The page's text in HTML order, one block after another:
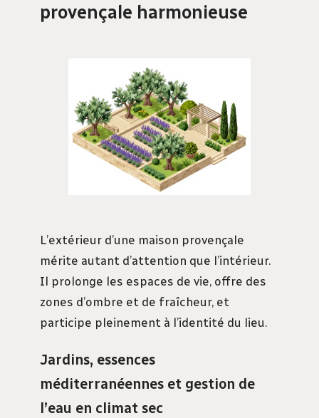
provençale harmonieuse
L’extérieur d’une maison provençale
mérite autant d’attention que l’intérieur.
Il prolonge les espaces de vie, offre des
zones d’ombre et de fraîcheur, et
participe pleinement à l’identité du lieu.
Jardins, essences
méditerranéennes et gestion de
l’eau en climat sec